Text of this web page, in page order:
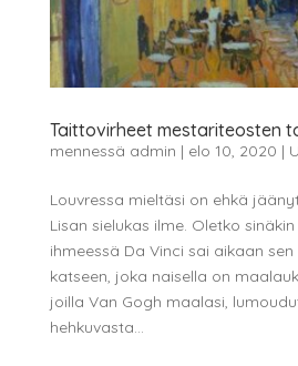
Taittovirheet mestariteosten
mennessä admin | elo 10, 2020 |
Louvressa mieltäsi on ehkä
Lisan sielukas ilme. Oletko
ihmeessä Da Vinci sai aikaan
katseen, joka naisella on
joilla Van Gogh maalasi,
hehkuvasta...